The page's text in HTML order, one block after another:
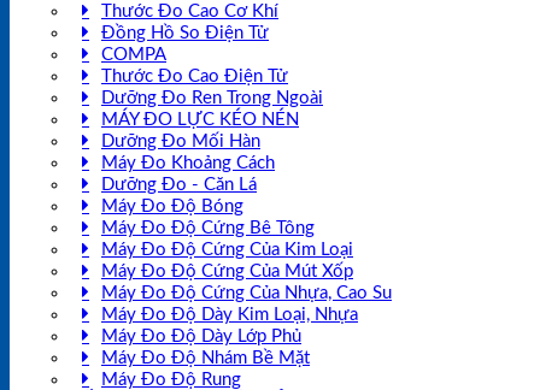
Thước Đo Cao Cơ Khí
Đồng Hồ So Điện Tử
COMPA
Thước Đo Cao Điện Tử
Dưỡng Đo Ren Trong Ngoài
MÁY ĐO LỰC KÉO NÉN
Dưỡng Đo Mối Hàn
Máy Đo Khoảng Cách
Dưỡng Đo - Căn Lá
Máy Đo Độ Bóng
Máy Đo Độ Cứng Bê Tông
Máy Đo Độ Cứng Của Kim Loại
Máy Đo Độ Cứng Của Mút Xốp
Máy Đo Độ Cứng Của Nhựa, Cao Su
Máy Đo Độ Dày Kim Loại, Nhựa
Máy Đo Độ Dày Lớp Phủ
Máy Đo Độ Nhám Bề Mặt
Máy Đo Độ Rung